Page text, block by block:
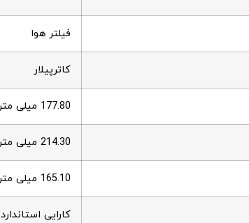
فیلتر هوا
کاترپیلار
177.80 میلی متر
214.30 میلی متر
165.10 میلی متر
کارایی استاندارد